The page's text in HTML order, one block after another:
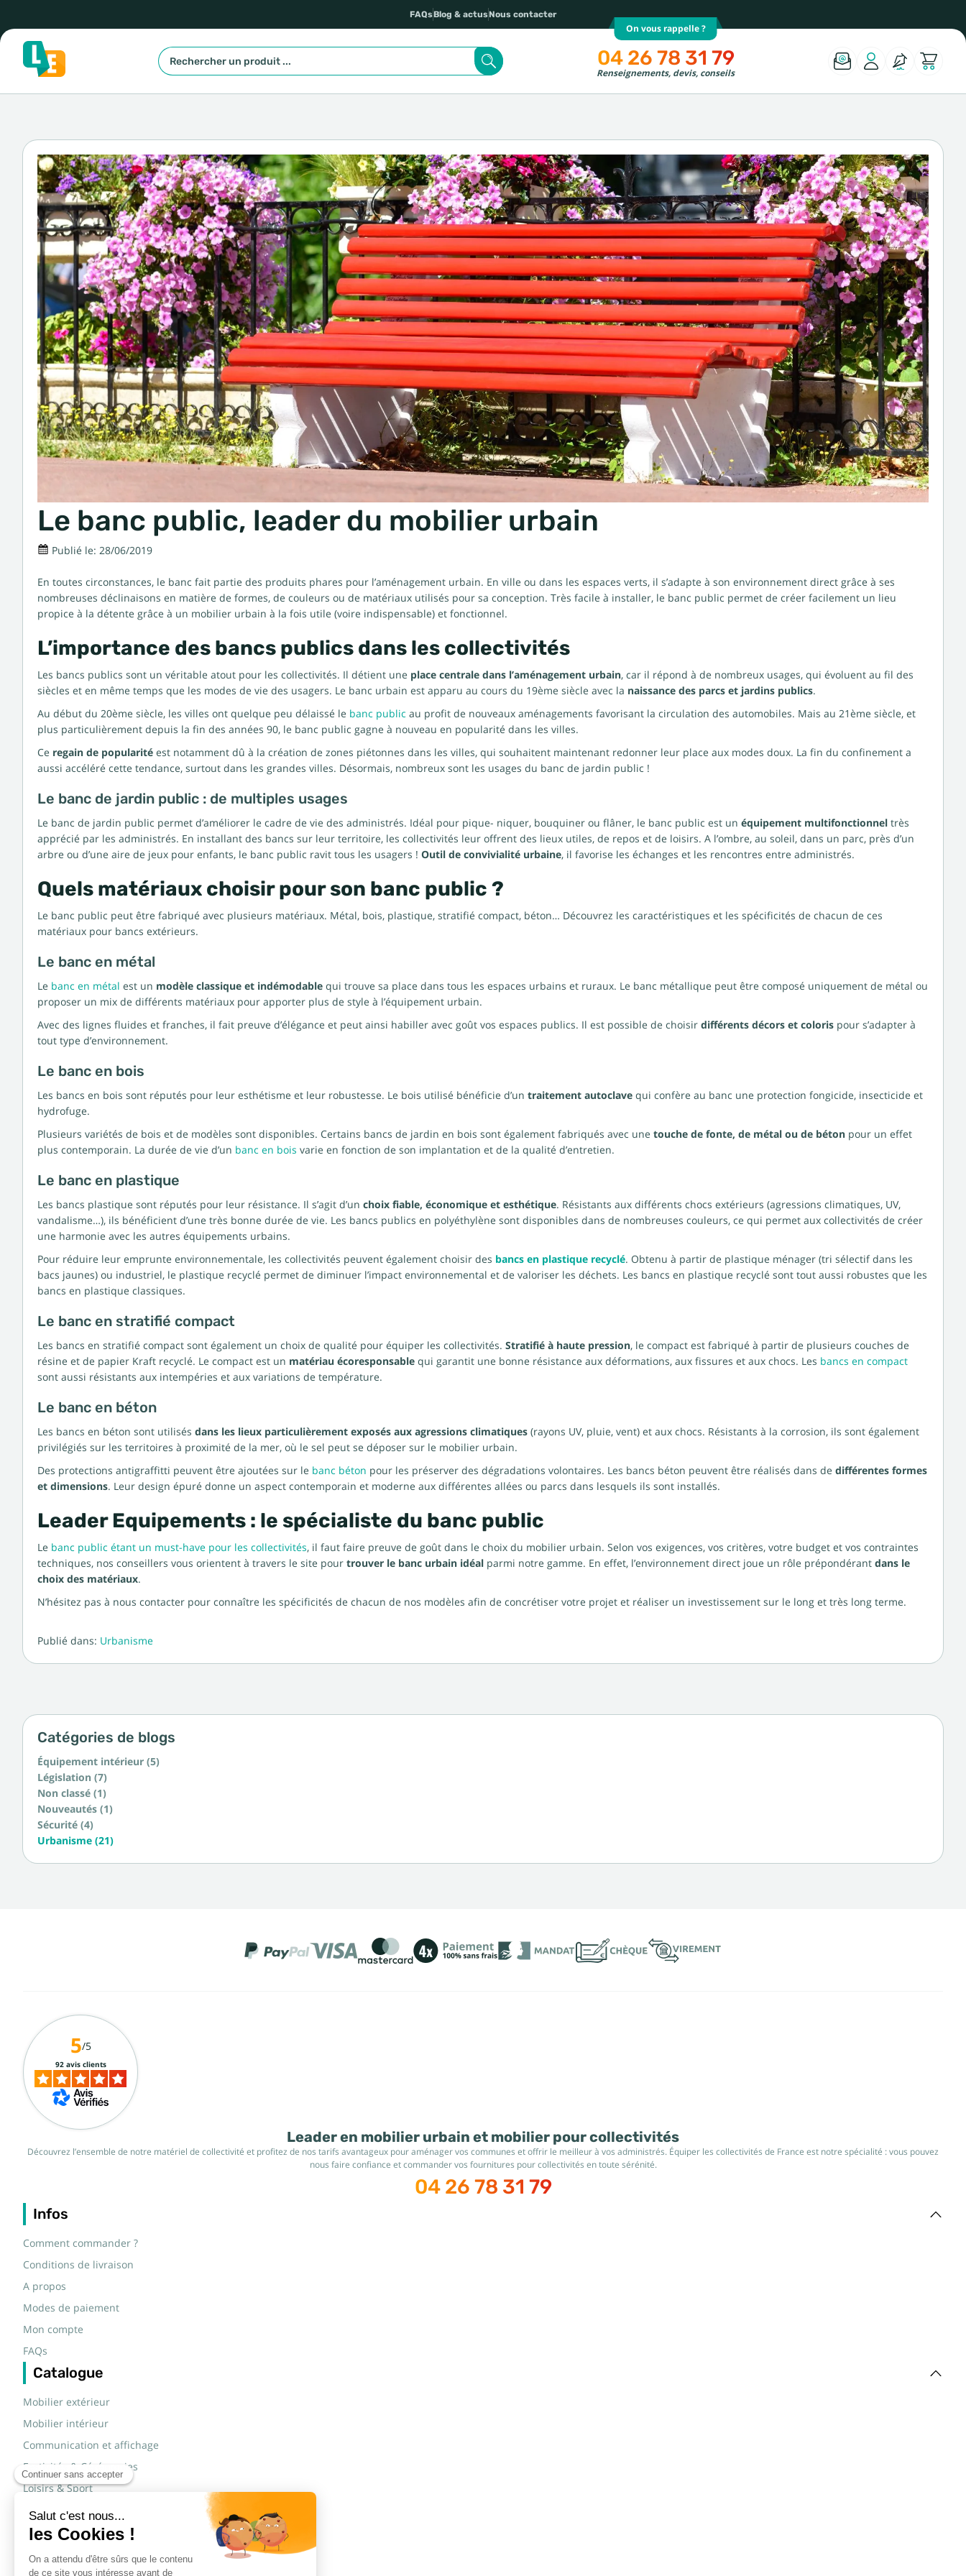
FAQsBlog & actusNous contacter
On vous rappelle ?
04 26 78 31 79
Renseignements, devis, conseils
Le banc public, leader du mobilier urbain
Publié le: 28/06/2019
En toutes circonstances, le banc fait partie des produits phares pour l’aménagement urbain. En ville ou dans les espaces verts, il s’adapte à son environnement direct grâce à ses
nombreuses déclinaisons en matière de formes, de couleurs ou de matériaux utilisés pour sa conception. Très facile à installer, le banc public permet de créer facilement un lieu
propice à la détente grâce à un mobilier urbain à la fois utile (voire indispensable) et fonctionnel.
L’importance des bancs publics dans les collectivités
Les bancs publics sont un véritable atout pour les collectivités. Il détient une place centrale dans l’aménagement urbain, car il répond à de nombreux usages, qui évoluent au fil des
siècles et en même temps que les modes de vie des usagers. Le banc urbain est apparu au cours du 19ème siècle avec la naissance des parcs et jardins publics.
Au début du 20ème siècle, les villes ont quelque peu délaissé le banc public au profit de nouveaux aménagements favorisant la circulation des automobiles. Mais au 21ème siècle, et
plus particulièrement depuis la fin des années 90, le banc public gagne à nouveau en popularité dans les villes.
Ce regain de popularité est notamment dû à la création de zones piétonnes dans les villes, qui souhaitent maintenant redonner leur place aux modes doux. La fin du confinement a
aussi accéléré cette tendance, surtout dans les grandes villes. Désormais, nombreux sont les usages du banc de jardin public !
Le banc de jardin public : de multiples usages
Le banc de jardin public permet d’améliorer le cadre de vie des administrés. Idéal pour pique- niquer, bouquiner ou flâner, le banc public est un équipement multifonctionnel très
apprécié par les administrés. En installant des bancs sur leur territoire, les collectivités leur offrent des lieux utiles, de repos et de loisirs. A l’ombre, au soleil, dans un parc, près d’un
arbre ou d’une aire de jeux pour enfants, le banc public ravit tous les usagers ! Outil de convivialité urbaine, il favorise les échanges et les rencontres entre administrés.
Quels matériaux choisir pour son banc public ?
Le banc public peut être fabriqué avec plusieurs matériaux. Métal, bois, plastique, stratifié compact, béton… Découvrez les caractéristiques et les spécificités de chacun de ces
matériaux pour bancs extérieurs.
Le banc en métal
Le banc en métal est un modèle classique et indémodable qui trouve sa place dans tous les espaces urbains et ruraux. Le banc métallique peut être composé uniquement de métal ou
proposer un mix de différents matériaux pour apporter plus de style à l’équipement urbain.
Avec des lignes fluides et franches, il fait preuve d’élégance et peut ainsi habiller avec goût vos espaces publics. Il est possible de choisir différents décors et coloris pour s’adapter à
tout type d’environnement.
Le banc en bois
Les bancs en bois sont réputés pour leur esthétisme et leur robustesse. Le bois utilisé bénéficie d’un traitement autoclave qui confère au banc une protection fongicide, insecticide et
hydrofuge.
Plusieurs variétés de bois et de modèles sont disponibles. Certains bancs de jardin en bois sont également fabriqués avec une touche de fonte, de métal ou de béton pour un effet
plus contemporain. La durée de vie d’un banc en bois varie en fonction de son implantation et de la qualité d’entretien.
Le banc en plastique
Les bancs plastique sont réputés pour leur résistance. Il s’agit d’un choix fiable, économique et esthétique. Résistants aux différents chocs extérieurs (agressions climatiques, UV,
vandalisme…), ils bénéficient d’une très bonne durée de vie. Les bancs publics en polyéthylène sont disponibles dans de nombreuses couleurs, ce qui permet aux collectivités de créer
une harmonie avec les autres équipements urbains.
Pour réduire leur emprunte environnementale, les collectivités peuvent également choisir des bancs en plastique recyclé. Obtenu à partir de plastique ménager (tri sélectif dans les
bacs jaunes) ou industriel, le plastique recyclé permet de diminuer l’impact environnemental et de valoriser les déchets. Les bancs en plastique recyclé sont tout aussi robustes que les
bancs en plastique classiques.
Le banc en stratifié compact
Les bancs en stratifié compact sont également un choix de qualité pour équiper les collectivités. Stratifié à haute pression, le compact est fabriqué à partir de plusieurs couches de
résine et de papier Kraft recyclé. Le compact est un matériau écoresponsable qui garantit une bonne résistance aux déformations, aux fissures et aux chocs. Les bancs en compact
sont aussi résistants aux intempéries et aux variations de température.
Le banc en béton
Les bancs en béton sont utilisés dans les lieux particulièrement exposés aux agressions climatiques (rayons UV, pluie, vent) et aux chocs. Résistants à la corrosion, ils sont également
privilégiés sur les territoires à proximité de la mer, où le sel peut se déposer sur le mobilier urbain.
Des protections antigraffitti peuvent être ajoutées sur le banc béton pour les préserver des dégradations volontaires. Les bancs béton peuvent être réalisés dans de différentes formes
et dimensions. Leur design épuré donne un aspect contemporain et moderne aux différentes allées ou parcs dans lesquels ils sont installés.
Leader Equipements : le spécialiste du banc public
Le banc public étant un must-have pour les collectivités, il faut faire preuve de goût dans le choix du mobilier urbain. Selon vos exigences, vos critères, votre budget et vos contraintes
techniques, nos conseillers vous orientent à travers le site pour trouver le banc urbain idéal parmi notre gamme. En effet, l’environnement direct joue un rôle prépondérant dans le
choix des matériaux.
N’hésitez pas à nous contacter pour connaître les spécificités de chacun de nos modèles afin de concrétiser votre projet et réaliser un investissement sur le long et très long terme.
Publié dans: Urbanisme
Catégories de blogs
Équipement intérieur (5)
Législation (7)
Non classé (1)
Nouveautés (1)
Sécurité (4)
Urbanisme (21)
Leader en mobilier urbain et mobilier pour collectivités
Découvrez l’ensemble de notre matériel de collectivité et profitez de nos tarifs avantageux pour aménager vos communes et offrir le meilleur à vos administrés. Équiper les collectivités de France est notre spécialité : vous pouvez
nous faire confiance et commander vos fournitures pour collectivités en toute sérénité.
04 26 78 31 79
Infos
Comment commander ?
Conditions de livraison
A propos
Modes de paiement
Mon compte
FAQs
Catalogue
Mobilier extérieur
Mobilier intérieur
Communication et affichage
Festivités & Cérémonies
Loisirs & Sport
Mobilier scolaire
Mobilier urbain
Sécurité routière & TP
5/5
92 avis clients